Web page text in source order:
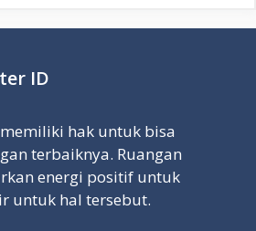
ID
hak untuk bisa
terbaiknya. Ruangan
energi positif untuk
untuk hal tersebut.